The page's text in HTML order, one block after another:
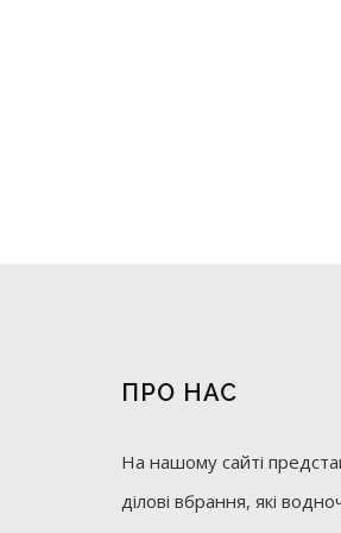
ПРО НАС
На нашому сайті
ділові вбрання, які